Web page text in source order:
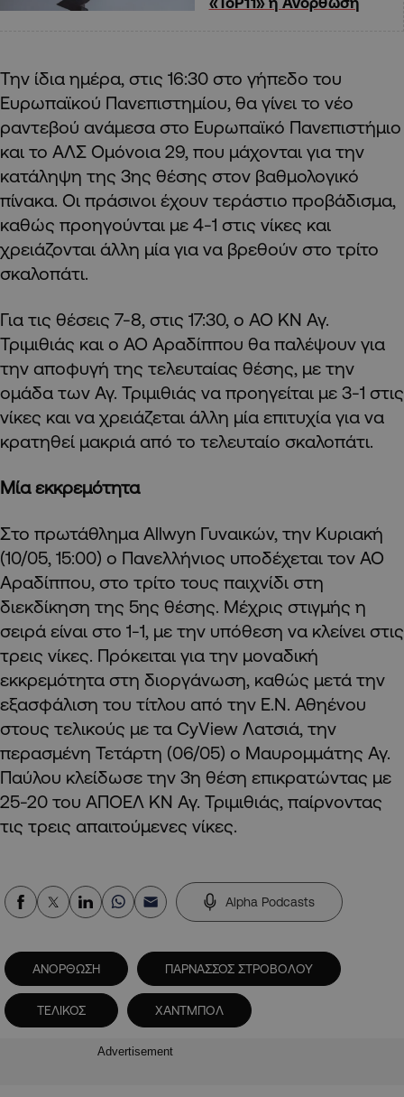
Την ίδια ημέρα, στις 16:30 στο γήπεδο του
Ευρωπαϊκού Πανεπιστημίου, θα γίνει το νέο
ραντεβού ανάμεσα στο Ευρωπαϊκό Πανεπιστήμιο
και το ΑΛΣ Ομόνοια 29, που μάχονται για την
κατάληψη της 3ης θέσης στον βαθμολογικό
πίνακα. Οι πράσινοι έχουν τεράστιο προβάδισμα,
καθώς προηγούνται με 4-1 στις νίκες και
χρειάζονται άλλη μία για να βρεθούν στο τρίτο
σκαλοπάτι.
Για τις θέσεις 7-8, στις 17:30, ο ΑΟ ΚΝ Αγ.
Τριμιθιάς και ο ΑΟ Αραδίππου θα παλέψουν για
την αποφυγή της τελευταίας θέσης, με την
ομάδα των Αγ. Τριμιθιάς να προηγείται με 3-1 στις
νίκες και να χρειάζεται άλλη μία επιτυχία για να
κρατηθεί μακριά από το τελευταίο σκαλοπάτι.
Μία εκκρεμότητα
Στο πρωτάθλημα Allwyn Γυναικών, την Κυριακή
(10/05, 15:00) ο Πανελλήνιος υποδέχεται τον ΑΟ
Αραδίππου, στο τρίτο τους παιχνίδι στη
διεκδίκηση της 5ης θέσης. Μέχρις στιγμής η
σειρά είναι στο 1-1, με την υπόθεση να κλείνει στις
τρεις νίκες. Πρόκειται για την μοναδική
εκκρεμότητα στη διοργάνωση, καθώς μετά την
εξασφάλιση του τίτλου από την Ε.Ν. Αθηένου
στους τελικούς με τα CyView Λατσιά, την
περασμένη Τετάρτη (06/05) ο Μαυρομμάτης Αγ.
Παύλου κλείδωσε την 3η θέση επικρατώντας με
25-20 του ΑΠΟΕΛ ΚΝ Αγ. Τριμιθιάς, παίρνοντας
τις τρεις απαιτούμενες νίκες.
Alpha Podcasts
ΑΝΟΡΘΩΣΗ ΠΑΡΝΑΣΣΟΣ ΣΤΡΟΒΟΛΟΥ
ΤΕΛΙΚΟΣ ΧΑΝΤΜΠΟΛ
Advertisement